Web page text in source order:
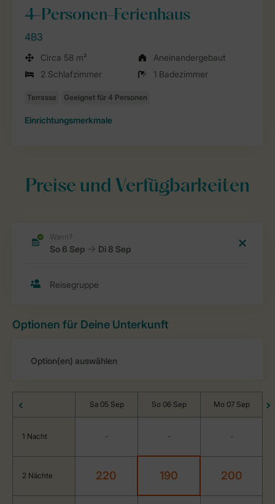
4-Personen-Ferienhaus
4B3
Circa 58 m²
Aneinandergebaut
2 Schlafzimmer
1 Badezimmer
Einrichtungsmerkmale
Preise und Verfügbarkeiten
Optionen für Deine Unterkunft
Sa 05 Sep So 06 Sep Mo 07 Sep
1 Nacht - - -
2 Nächte 220 190 200